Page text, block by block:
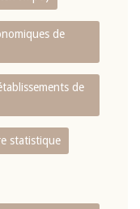
de
de
statistique